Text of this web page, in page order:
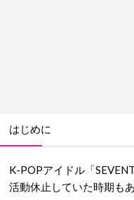
はじめに
K-POPアイドル「
活動休止していた時期も